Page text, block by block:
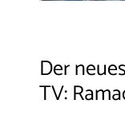
Der
TV: